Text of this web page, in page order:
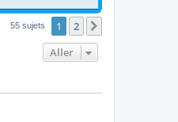
55 sujets 1 2
Aller